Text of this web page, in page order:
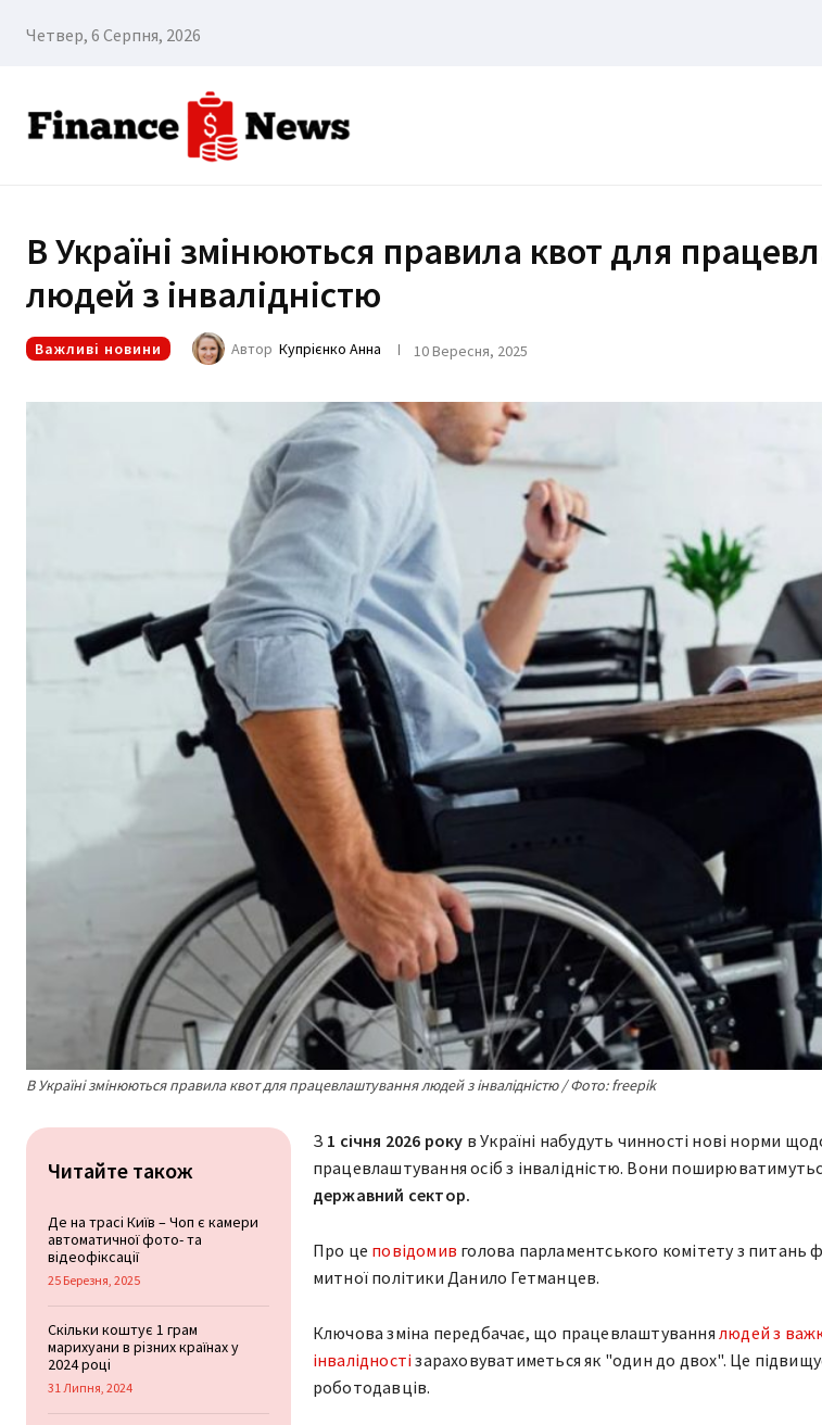
Четвер, 6 Серпня, 2026
В Україні змінюються правила квот для
людей з інвалідністю
Важливі новини Автор Купрієнко Анна 10 Вересня, 2025
В Україні змінюються правила квот для працевлаштування людей з інвалідністю / Фото: freepik
Читайте також
Де на трасі Київ – Чоп є камери
автоматичної фото- та
відеофіксації
25 Березня, 2025
Скільки коштує 1 грам
марихуани в різних країнах у
2024 році
31 Липня, 2024
З 1 січня 2026 року в Україні набудуть чинності нові норми
працевлаштування осіб з інвалідністю. Вони
державний сектор.
Про це повідомив голова парламентського комітету з питань
митної політики Данило Гетманцев.
Ключова зміна передбачає, що працевлаштування людей з
інвалідностізараховуватиметься як "один до двох". Це
роботодавців.